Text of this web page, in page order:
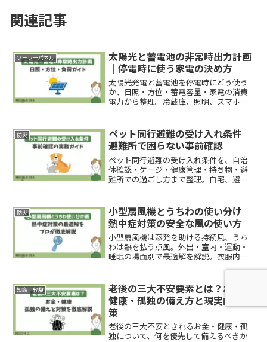
関連記事
ソーラーパネル
太陽光と蓄電池の非常時出力計画
｜停電時に使う家電の決め方
太陽光発電と蓄電池を停電時にどう使う
か、日照・方位・蓄電容量・家電の消費
電力から整理。冷蔵庫、照明、スマホ充
防災
ペット同行避難の受け入れ条件｜
避難所で困らない事前確認
ペット同行避難の受け入れ条件を、自治
体確認・ケージ・健康管理・持ち物・避
難所での過ごし方まで整理。自宅、避難
防災
小型扇風機とうちわの使い分け｜
熱中症対策の安全な風の使い方
小型扇風機は蒸発を助ける持続風、うち
わは熱を払う点風。外出・室内・運動・
睡眠の場面別で最適解を解説。衣服内通
知識 経験
老後の三大不安要素とは？お金・
健康・孤独の備え方と現実的な対
策
老後の三大不安とされるお金・健康・孤
独について、何を優先して備えるべきか